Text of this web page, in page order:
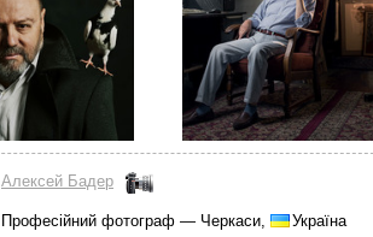
Алексей Бадер
Професійний фотограф — Черкаси, Україна